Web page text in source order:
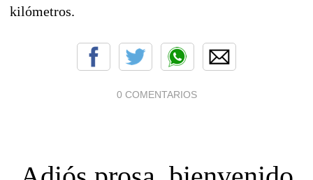
kilómetros.
0 COMENTARIOS